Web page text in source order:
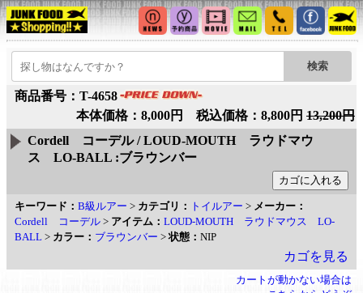
商品番号：T-4658
本体価格：8,000円 税込価格：8,800円 13,200円
Cordell コーデル / LOUD-MOUTH ラウドマウ
ス LO-BALL :ブラウンバー
キーワード： B級ルアー > カテゴリ： トイルアー > メーカー：
Cordell コーデル > アイテム： LOUD-MOUTH ラウドマウス LO-
BALL > カラー： ブラウンバー >状態： NIP
カゴを見る
カートが動かない場合は